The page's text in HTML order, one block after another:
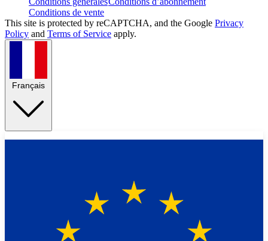
Conditions de vente
This site is protected by reCAPTCHA, and the Google Privacy
Policy and Terms of Service apply.
Français